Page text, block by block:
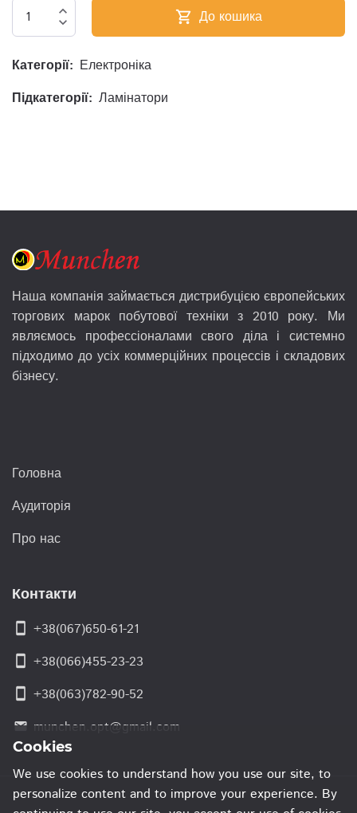
expand_less
expand_more shopping_cart До кошика
Категорії: Електроніка
Підкатегорії: Ламінатори
Наша компанія займається дистрибуцією європейських
торгових марок побутової техніки з 2010 року. Ми
являємось профессіоналами свого діла і системно
підходимо до усіх коммерційних процессів і складових
бізнесу.
Головна
Аудиторія
Про нас
Контакти
smartphone +38(067)650-61-21
smartphone +38(066)455-23-23
smartphone +38(063)782-90-52
email munchen.opt@gmail.com
Cookies
We use cookies to understand how you use our site, to
personalize content and to improve your experience. By